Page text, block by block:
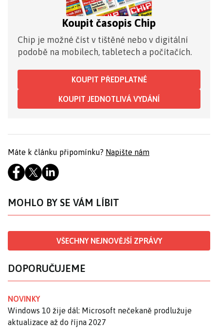
Koupit časopis Chip
Chip je možné číst v tištěné nebo v digitální
podobě na mobilech, tabletech a počítačích.
KOUPIT PŘEDPLATNÉ
KOUPIT JEDNOTLIVÁ VYDÁNÍ
Máte k článku připomínku? Napište nám
MOHLO BY SE VÁM LÍBIT
VŠECHNY NEJNOVĚJŠÍ ZPRÁVY
DOPORUČUJEME
NOVINKY
Windows 10 žije dál: Microsoft nečekaně prodlužuje
aktualizace až do října 2027